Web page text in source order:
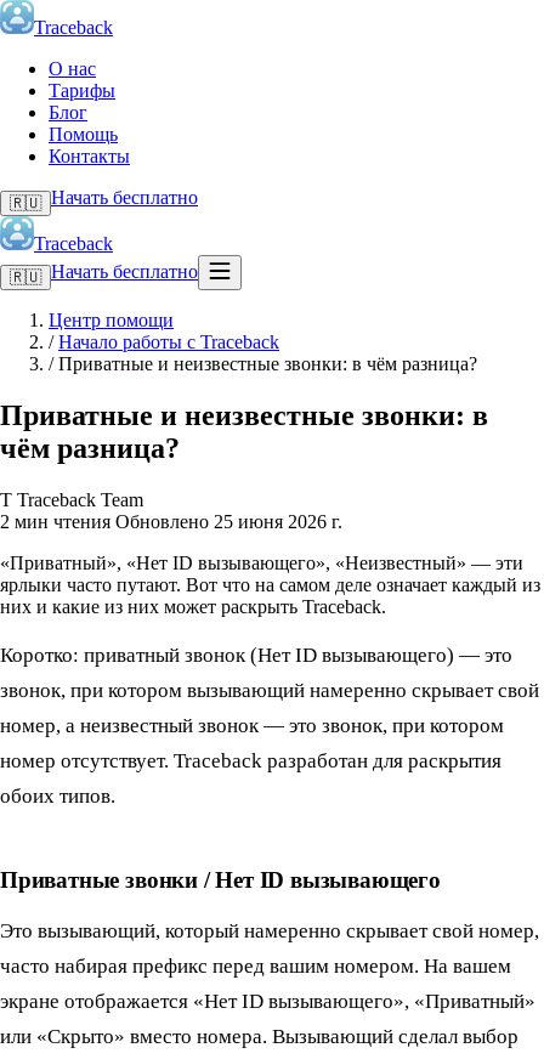
Traceback
О нас
Тарифы
Блог
Помощь
Контакты
🇷🇺 Начать бесплатно
Traceback
🇷🇺 Начать бесплатно
Центр помощи
/Начало работы с Traceback
/Приватные и неизвестные звонки: в чём разница?
Приватные и неизвестные звонки: в
чём разница?
T Traceback Team
2 мин чтения Обновлено 25 июня 2026 г.
«Приватный», «Нет ID вызывающего», «Неизвестный» — эти
ярлыки часто путают. Вот что на самом деле означает каждый из
них и какие из них может раскрыть Traceback.
Коротко: приватный звонок (Нет ID вызывающего) — это
звонок, при котором вызывающий намеренно скрывает свой
номер, а неизвестный звонок — это звонок, при котором
номер отсутствует. Traceback разработан для раскрытия
обоих типов.
Приватные звонки / Нет ID вызывающего
Это вызывающий, который намеренно скрывает свой номер,
часто набирая префикс перед вашим номером. На вашем
экране отображается «Нет ID вызывающего», «Приватный»
или «Скрыто» вместо номера. Вызывающий сделал выбор